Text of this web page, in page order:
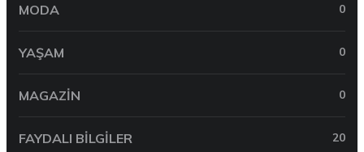
MODA 0
YAŞAM 0
MAGAZIN 0
FAYDALI BILGILER 20